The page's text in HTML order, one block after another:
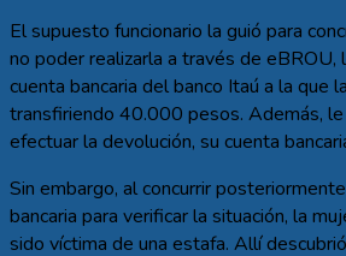
El supuesto funcionario la guió para
no poder realizarla a través de eBROU,
cuenta bancaria del banco Itaú a la que
transfiriendo 40.000 pesos. Además,
efectuar la devolución, su cuenta
Sin embargo, al concurrir
bancaria para verificar la situación, la
sido víctima de una estafa. Allí